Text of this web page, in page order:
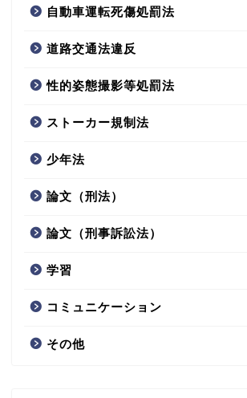
自動車運転死傷処罰法
道路交通法違反
性的姿態撮影等処罰法
ストーカー規制法
少年法
論文（刑法）
論文（刑事訴訟法）
学習
コミュニケーション
その他